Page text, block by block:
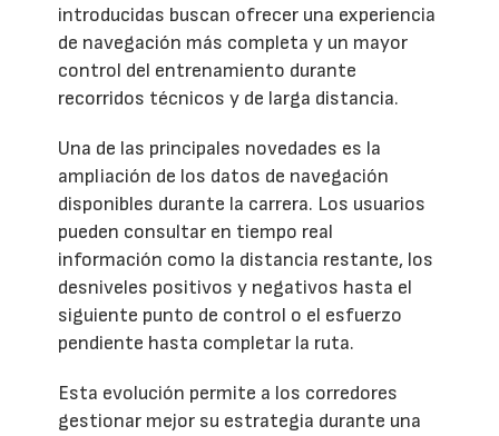
introducidas buscan ofrecer una experiencia
de navegación más completa y un mayor
control del entrenamiento durante
recorridos técnicos y de larga distancia.
Una de las principales novedades es la
ampliación de los datos de navegación
disponibles durante la carrera. Los usuarios
pueden consultar en tiempo real
información como la distancia restante, los
desniveles positivos y negativos hasta el
siguiente punto de control o el esfuerzo
pendiente hasta completar la ruta.
Esta evolución permite a los corredores
gestionar mejor su estrategia durante una